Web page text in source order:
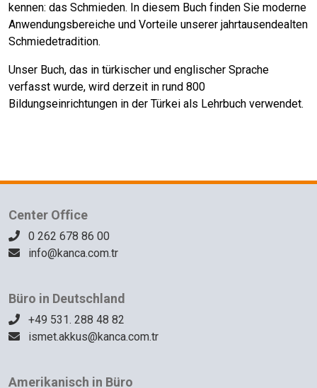
kennen: das Schmieden. In diesem Buch finden Sie moderne
Anwendungsbereiche und Vorteile unserer jahrtausendealten
Schmiedetradition.
Unser Buch, das in türkischer und englischer Sprache
verfasst wurde, wird derzeit in rund 800
Bildungseinrichtungen in der Türkei als Lehrbuch verwendet.
Center Office
0 262 678 86 00
info@kanca.com.tr
Büro in Deutschland
+49 531. 288 48 82
ismet.akkus@kanca.com.tr
Amerikanisch in Büro